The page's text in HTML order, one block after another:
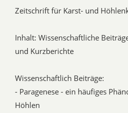
Zeitschrift für Karst- und
Inhalt: Wissenschaftliche
und Kurzberichte
Wissenschaftlich Beiträge:
- Paragenese - ein häufiges
Höhlen